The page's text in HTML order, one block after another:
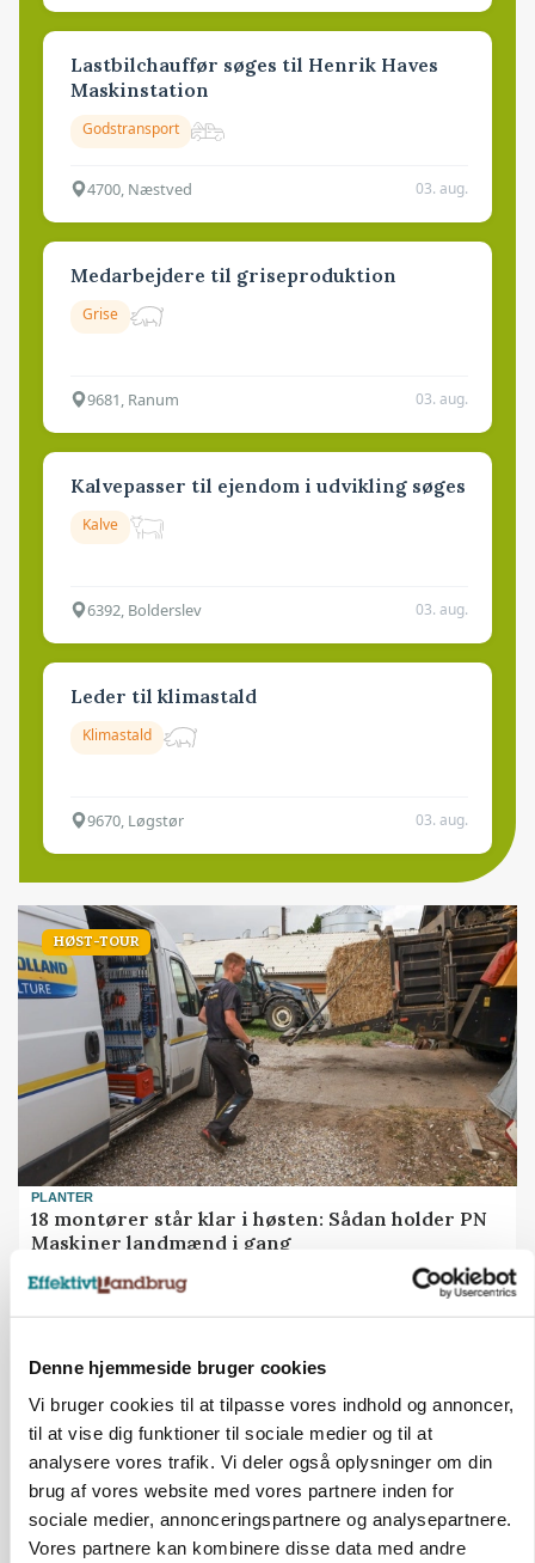
Denne hjemmeside bruger cookies
Vi bruger cookies til at tilpasse vores indhold og annoncer,
til at vise dig funktioner til sociale medier og til at
analysere vores trafik. Vi deler også oplysninger om din
brug af vores website med vores partnere inden for
sociale medier, annonceringspartnere og analysepartnere.
Vores partnere kan kombinere disse data med andre
Lastbilchauffør søges til Henrik Haves
Maskinstation
Godstransport
4700, Næstved 03. aug.
Medarbejdere til griseproduktion
Grise
9681, Ranum 03. aug.
Kalvepasser til ejendom i udvikling søges
Kalve
6392, Bolderslev 03. aug.
Leder til klimastald
Klimastald
9670, Løgstør 03. aug.
HØST-TOUR
PLANTER
18 montører står klar i høsten: Sådan holder PN
Maskiner landmænd i gang